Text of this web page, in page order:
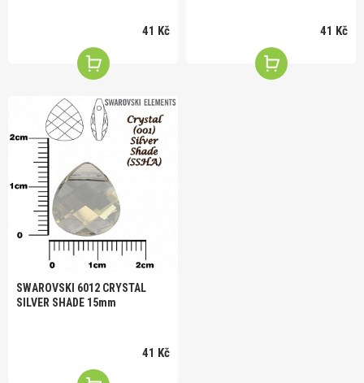
41 Kč 41 Kč
SWAROVSKI 6012 CRYSTAL
SILVER SHADE 15mm
41 Kč